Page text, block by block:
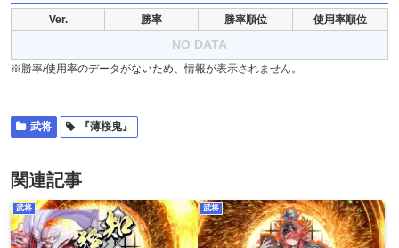
Ver. 勝率 勝率順位 使用率順位
NO DATA
※勝率/使用率のデータがないため、情報が表示されません。
武将 『薄桜鬼』
関連記事
武将 武将